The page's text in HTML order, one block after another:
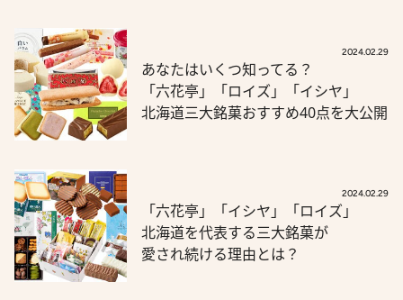
2024.02.29
あなたはいくつ知ってる？
「六花亭」「ロイズ」「イシヤ」
北海道三大銘菓おすすめ40点を大公開
2024.02.29
「六花亭」「イシヤ」「ロイズ」
北海道を代表する三大銘菓が
愛され続ける理由とは？